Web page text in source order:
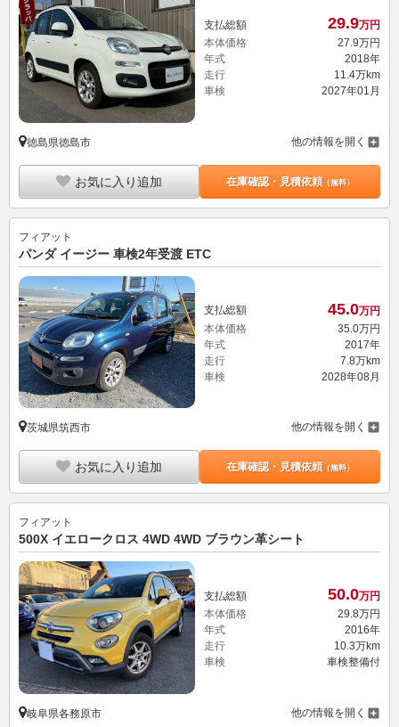
支払総額 29.9万円
本体価格
27.9万円
年式
2018年
走行
11.4万km
車検
2027年01月
徳島県徳島市 他の情報を開く
お気に入り追加 在庫確認・見積依頼（無料）
フィアット
パンダ イージー 車検2年受渡 ETC
支払総額 45.0万円
本体価格
35. 0万円
年式
2017年
走行
7.8万km
車検
2028年08月
茨城県筑西市 他の情報を開く
お気に入り追加 在庫確認・見積依頼（無料）
フィアット
500X イエロークロス 4WD 4WD ブラウン革シート
支払総額 50.0万円
本体価格
29.8万円
年式
2016年
走行
10.3万km
車検
車検整備付
岐阜県各務原市 他の情報を開く